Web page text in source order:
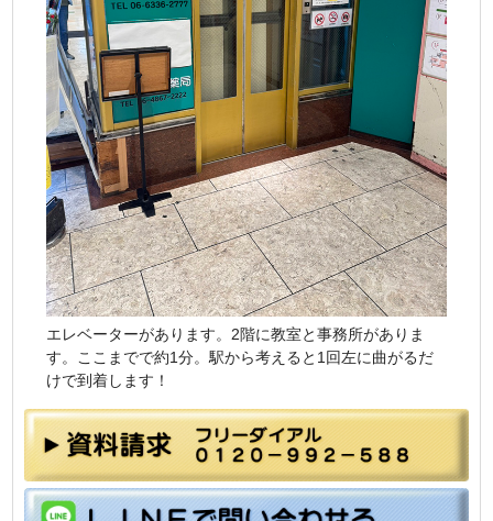
エレベーターがあります。2階に教室と事務所がありま
す。ここまでで約1分。駅から考えると1回左に曲がるだ
けで到着します！